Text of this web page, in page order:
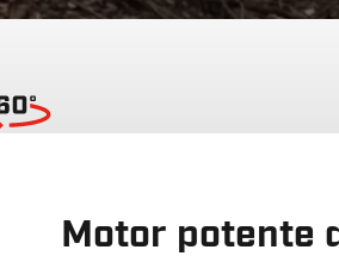
Motor potente